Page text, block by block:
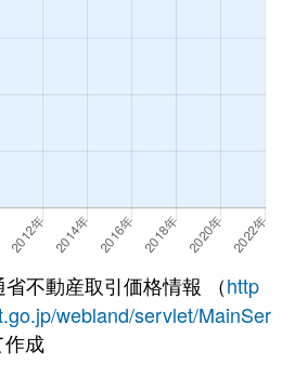
不動産取引価格情報 （http
webland/servlet/MainSer
成